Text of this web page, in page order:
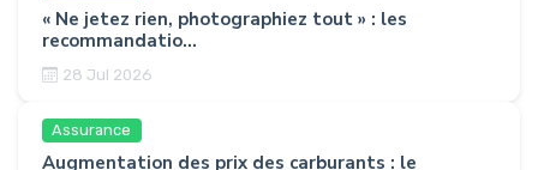
« Ne jetez rien, photographiez tout » : les
recommandatio...
28 Jul 2026
Assurance
Augmentation des prix des carburants : le